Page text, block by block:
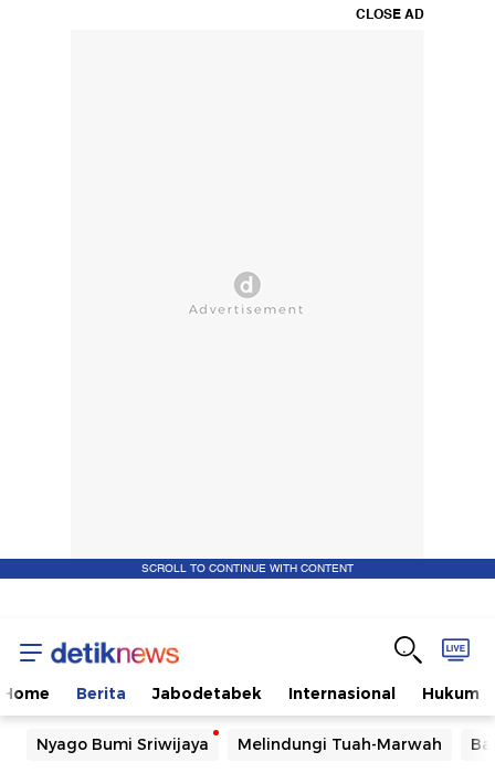
CLOSE AD
SCROLL TO CONTINUE WITH CONTENT
Home Berita Jabodetabek Internasional Hukum
Nyago Bumi Sriwijaya Melindungi Tuah-Marwah